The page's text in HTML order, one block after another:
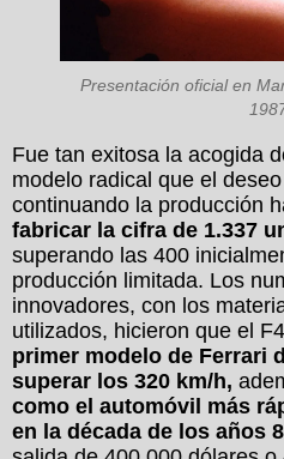
Presentación oficial en
Fue tan exitosa la acogida
modelo radical que el
continuando la producción
fabricar la cifra de 1.337
superando las 400
producción limitada. Los
innovadores, con los
utilizados, hicieron que el
primer modelo de Ferrari
superar los 320 km/h,
como el automóvil más
en la década de los años